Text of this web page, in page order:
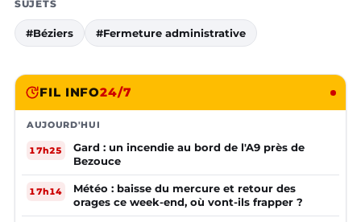
SUJETS
#Béziers #Fermeture administrative
FIL INFO24/7
AUJOURD'HUI
17h25
Gard : un incendie au bord de l'A9 près de
Bezouce
17h14
Météo : baisse du mercure et retour des
orages ce week-end, où vont-ils frapper ?